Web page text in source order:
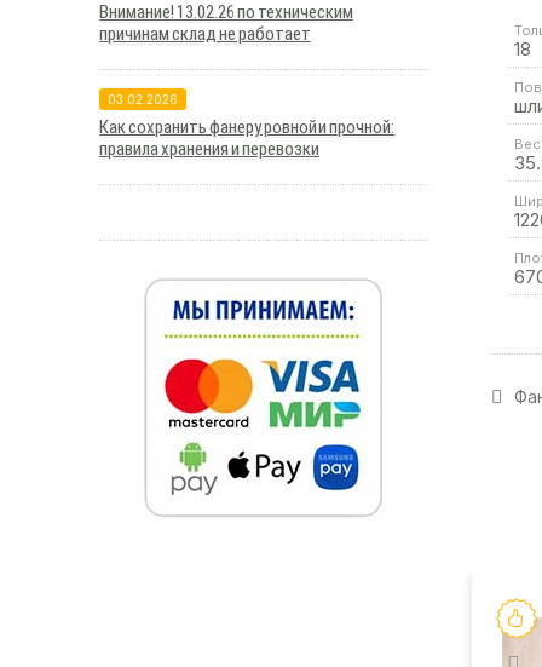
Внимание! 13.02.26 по техническим
причинам склад не работает
03.02.2026
Как сохранить фанеру ровной и прочной:
правила хранения и перевозки
18
Вес